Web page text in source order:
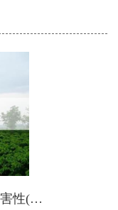
菊粉的副作用与危害性(菊粉)